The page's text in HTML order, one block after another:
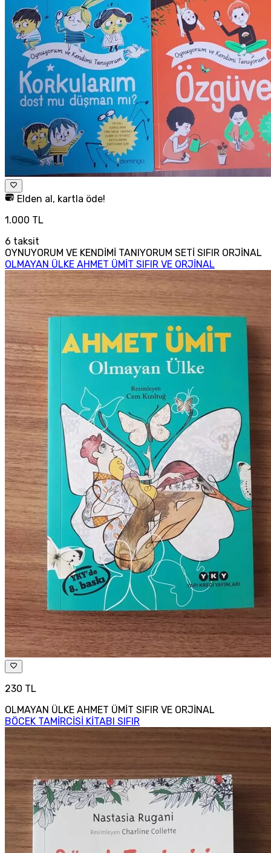
Elden al, kartla öde!
1.000 TL
6 taksit
OYNUYORUM VE KENDİMİ TANIYORUM SETİ SIFIR ORJİNAL
OLMAYAN ÜLKE AHMET ÜMİT SIFIR VE ORJİNAL
230 TL
OLMAYAN ÜLKE AHMET ÜMİT SIFIR VE ORJİNAL
BÖCEK TAMİRCİSİ KİTABI SIFIR